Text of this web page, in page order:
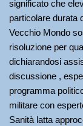
significato che
particolare durata
Vecchio Mondo
risoluzione per
dichiarandosi
discussione ,
programma
militare con
Sanità latta